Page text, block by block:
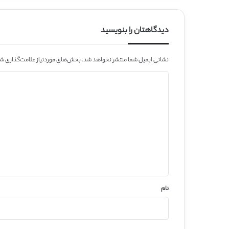
دیدگاهتان را بنویسید
نشانی ایمیل شما منتشر نخواهد شد.بخش‌های موردنیاز علامت‌گذاری
نام